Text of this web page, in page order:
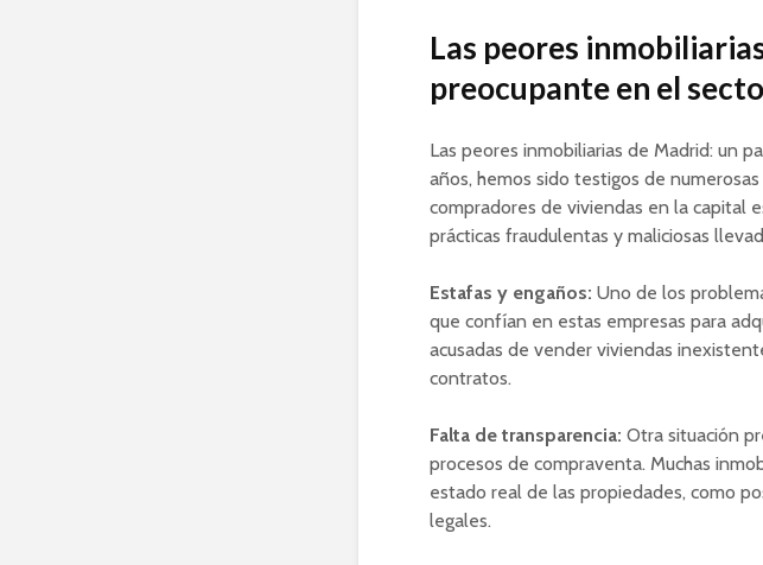
Las peores
preocupante en el
Las peores inmobiliarias de Madrid: un
años, hemos sido testigos de
compradores de viviendas en la capital
prácticas fraudulentas y maliciosas
Estafas y engaños: Uno de los
que confían en estas empresas para
acusadas de vender viviendas
contratos.
Falta de transparencia: Otra situación
procesos de compraventa. Muchas
estado real de las propiedades, como
legales.